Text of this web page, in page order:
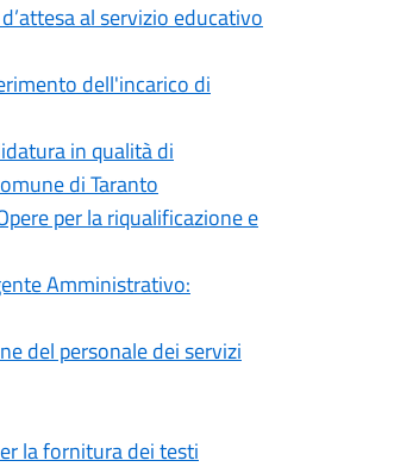
al servizio educativo
dell'incarico di
in qualità di
di Taranto
per la riqualificazione e
Amministrativo:
del personale dei servizi
la fornitura dei testi